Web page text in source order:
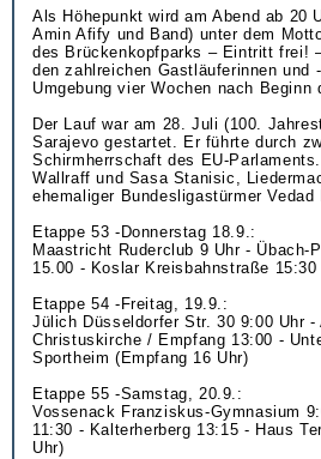
Als Höhepunkt wird am Abend ab 20
Amin Afify und Band) unter dem
des Brückenkopfparks – Eintritt frei!
den zahlreichen Gastläuferinnen und
Umgebung vier Wochen nach
Der Lauf war am 28. Juli (100.
Sarajevo gestartet. Er führte durch
Schirmherrschaft des EU-
Wallraff und Sasa Stanisic,
ehemaliger Bundesligastürmer
Etappe 53 -Donnerstag 18.9.:
Maastricht Ruderclub 9 Uhr - Übach-
15.00 - Koslar Kreisbahnstraße
Etappe 54 -Freitag, 19.9.:
Jülich Düsseldorfer Str. 30 9:00 Uhr
Christuskirche / Empfang 13:00 -
Sportheim (Empfang 16 Uhr)
Etappe 55 -Samstag, 20.9.:
Vossenack Franziskus-Gymnasium
11:30 - Kalterherberg 13:15 - Haus
Uhr)